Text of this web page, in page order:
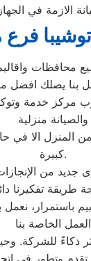
الازمة في الجهاز
محافظات
بنا يصلك افضل
مركز خدمة
والصيانة منزلية
المنزل الا في
كبيرة.
جديد من
باستمرار،
العمل الخاصة بنا
ذكاءً للشركة.